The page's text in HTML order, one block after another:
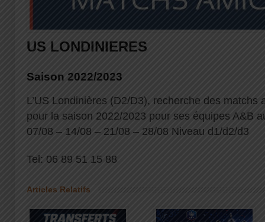
US LONDINIERES
Saison 2022/2023
L’US Londinières (D2/D3), recherche des matchs
pour la saison 2022/2023 pour ses équipes A&B
07/08 – 14/08 – 21/08 – 28/08 Niveau d1/d2/d3
Tel: 06 89 51 15 88
Articles Relatifs